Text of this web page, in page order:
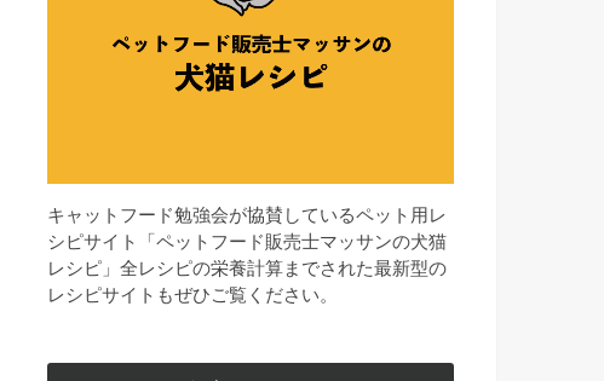
キャットフード勉強会が協賛しているペット用レ
シピサイト「ペットフード販売士マッサンの犬猫
レシピ」全レシピの栄養計算までされた最新型の
レシピサイトもぜひご覧ください。